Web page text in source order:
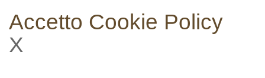
Accetto Cookie Policy
X